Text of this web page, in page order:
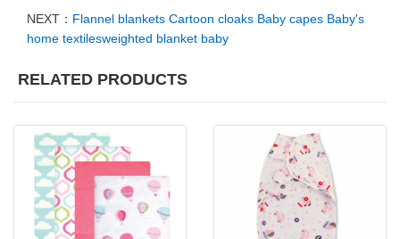
NEXT： Flannel blankets Cartoon cloaks Baby capes Baby's
home textilesweighted blanket baby
RELATED PRODUCTS